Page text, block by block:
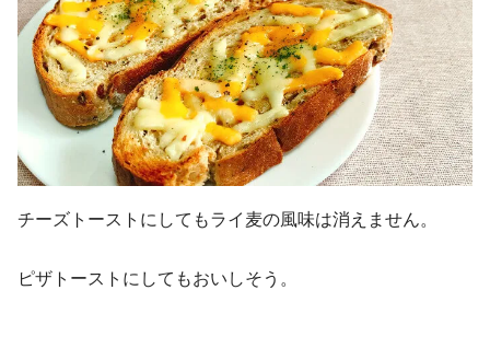
チーズトーストにしてもライ麦の風味は消えません。
ピザトーストにしてもおいしそう。